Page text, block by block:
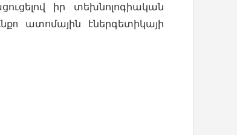
իր տեխնոլոգիական
ատոմային էներգետիկայի